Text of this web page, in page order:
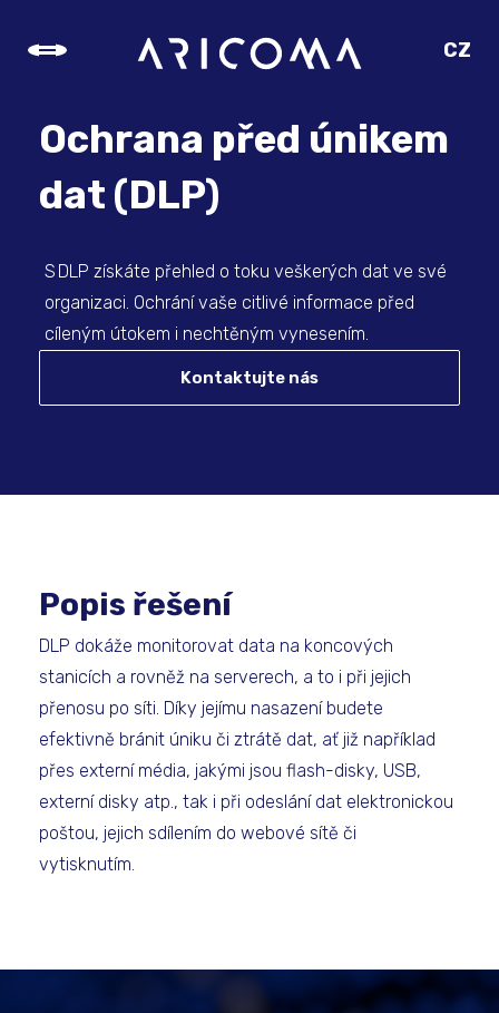
CZ
DE
Ochrana před únikem
dat (DLP)
S DLP získáte přehled o toku veškerých dat ve své
organizaci. Ochrání vaše citlivé informace před
cíleným útokem i nechtěným vynesením.
Kontaktujte nás
Popis řešení
DLP dokáže monitorovat data na koncových
stanicích a rovněž na serverech, a to i při jejich
přenosu po síti. Díky jejímu nasazení budete
efektivně bránit úniku či ztrátě dat, ať již například
přes externí média, jakými jsou flash-disky, USB,
externí disky atp., tak i při odeslání dat elektronickou
poštou, jejich sdílením do webové sítě či
vytisknutím.